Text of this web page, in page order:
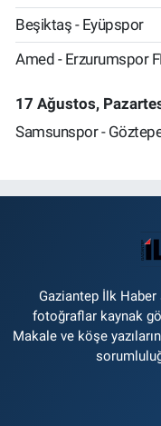
Beşiktaş - Eyüpspor
Amed - Erzurumspor
17 Ağustos,
Samsunspor -
Gaziantep İlk Haber
fotoğraflar kaynak
Makale ve köşe